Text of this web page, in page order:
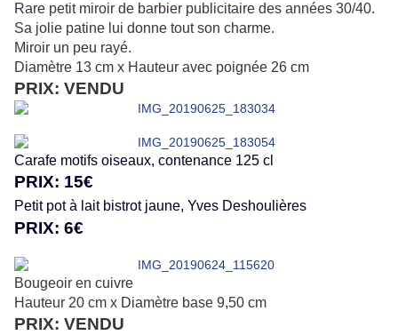
Rare petit miroir de barbier publicitaire des années 30/40.
Sa jolie patine lui donne tout son charme.
Miroir un peu rayé.
Diamètre 13 cm x Hauteur avec poignée 26 cm
PRIX: VENDU
Carafe motifs oiseaux, contenance 125 cl
PRIX: 15€
Petit pot à lait bistrot jaune, Yves Deshoulières
PRIX: 6€
Bougeoir en cuivre
Hauteur 20 cm x Diamètre base 9,50 cm
PRIX: VENDU